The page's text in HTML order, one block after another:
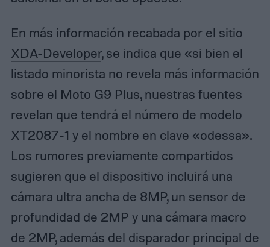
En más información recabada por el sitio
XDA-Developer, se indica que «si bien el
listado minorista no revela más información
sobre el Moto G9 Plus, nuestras fuentes
revelan que tendrá el número de modelo
XT2087-1 y el nombre en clave «odessa».
Los rumores previamente compartidos
sugieren que el dispositivo incluirá una
cámara ultra ancha de 8MP, un sensor de
profundidad de 2MP y una cámara macro
de 2MP, además del disparador principal de